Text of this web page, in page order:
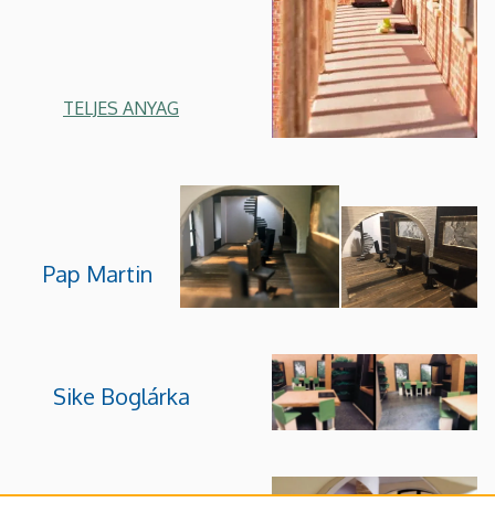
TELJES ANYAG
Pap Martin
Sike Boglárka